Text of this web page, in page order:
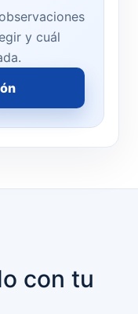
y cuál
con tu